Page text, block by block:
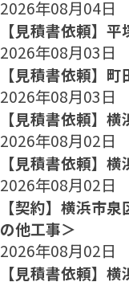
2026年08月04日
【見積書依頼】
2026年08月03日
【見積書依頼】
2026年08月03日
【見積書依頼】
2026年08月02日
【見積書依頼】
2026年08月02日
【契約】横浜市
の他工事＞
2026年08月02日
【見積書依頼】